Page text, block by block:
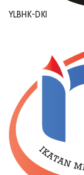
YLBHK-DKI